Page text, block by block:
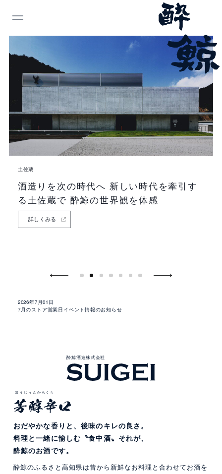
造
株
式
会
社
土佐蔵
酒造りを次の時代へ 新しい時代を牽引す
る土佐蔵で 酔鯨の世界観を体感
詳しくみる
2026年7月31日
2026年7月01日
7月のストア営業日イベント情報のお知らせ
「横浜DeNAベイスターズ 酔鯨 純米吟醸 WHALE STAR」買えるお店＆フォ
INDEX
酔鯨酒造株式会社
ほうじゅんからくち
おだやかな香りと、後味のキレの良さ。
料理と一緒に愉しむ 〝食中酒〟それが、
酔鯨のお酒です。
酔鯨のふるさと高知県は昔から新鮮なお料理と合わせてお酒を